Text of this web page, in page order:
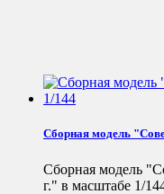
Сборная модель
Сборная модель
г." в масштабе 1/